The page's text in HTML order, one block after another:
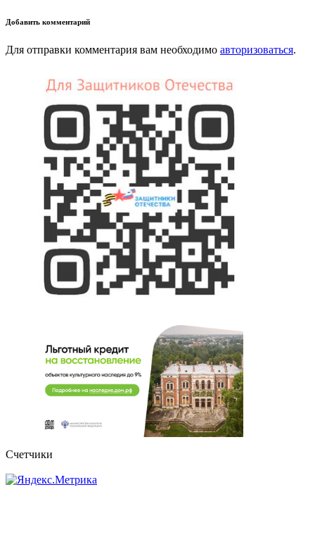
Добавить комментарий
Для отправки комментария вам необходимо авторизоваться.
Счетчики